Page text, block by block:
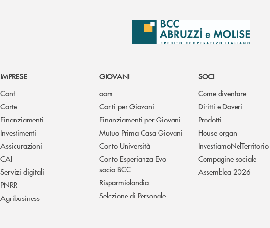
IMPRESE
Conti
Carte
Finanziamenti
Investimenti
Assicurazioni
CAI
Servizi digitali
PNRR
Agribusiness
GIOVANI
oom
Conti per Giovani
Finanziamenti per Giovani
Mutuo Prima Casa Giovani
Conto Università
Conto Esperianza Evo
socio BCC
Risparmiolandia
Selezione di Personale
SOCI
Come diventare
Diritti e Doveri
Prodotti
House organ
InvestiamoNelTerritorio
Compagine sociale
Assemblea 2026